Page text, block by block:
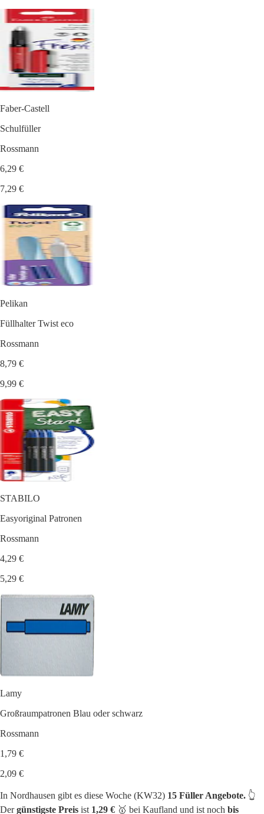
Faber-Castell
Schulfüller
Rossmann
6,29 €
7,29 €
Pelikan
Füllhalter Twist eco
Rossmann
8,79 €
9,99 €
STABILO
Easyoriginal Patronen
Rossmann
4,29 €
5,29 €
Lamy
Großraumpatronen Blau oder schwarz
Rossmann
1,79 €
2,09 €
In Nordhausen gibt es diese Woche (KW32) 15 Füller Angebote. 👆
Dergünstigste Preis ist 1,29 € 🥇 bei Kaufland und ist noch bis